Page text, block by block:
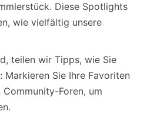
Diese Spotlights
wie vielfältig unsere
teilen wir Tipps, wie Sie
Sie Ihre Favoriten
Foren, um